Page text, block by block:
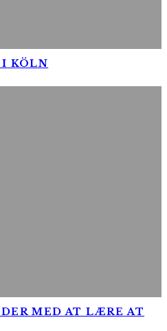
I KÖLN
MED AT LÆRE AT